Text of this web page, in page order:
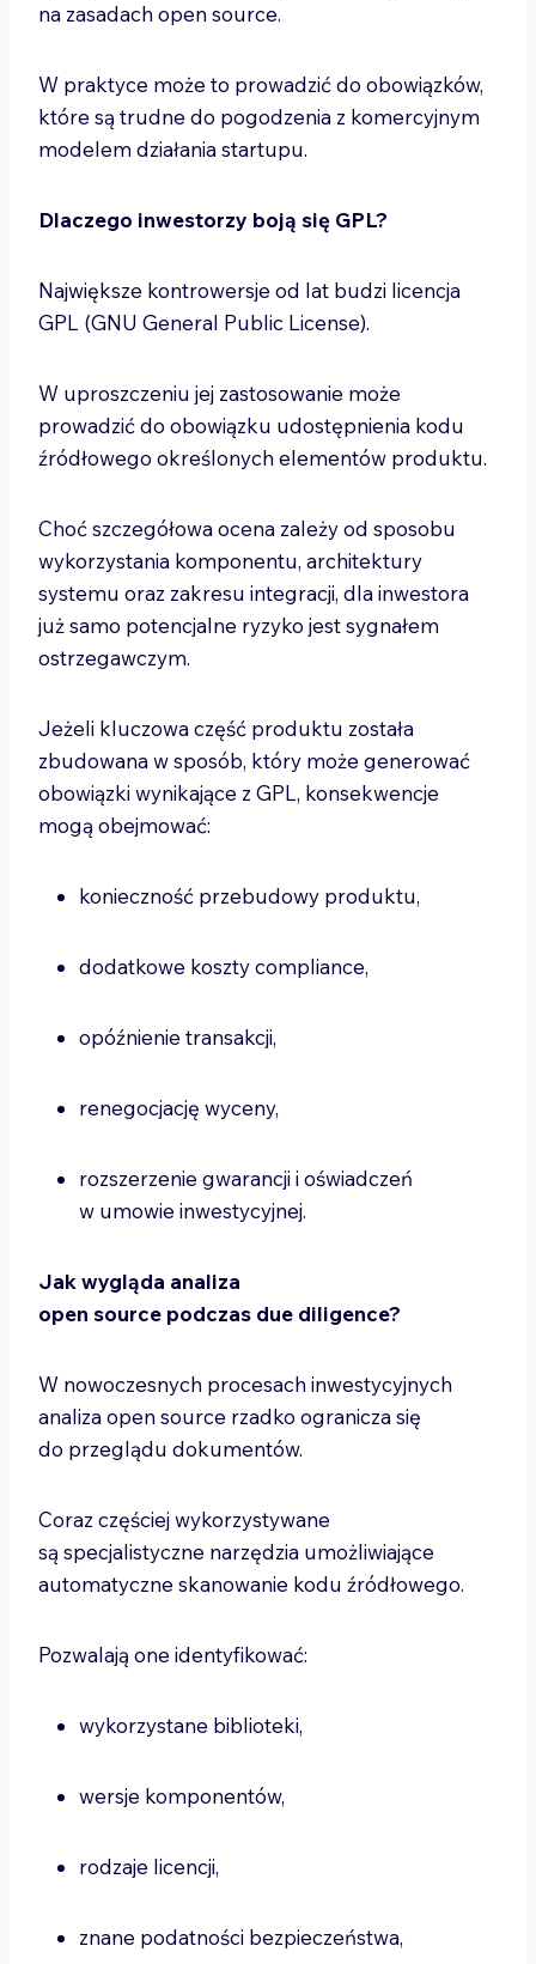
na zasadach open source.
W praktyce może to prowadzić do obowiązków,
które są trudne do pogodzenia z komercyjnym
modelem działania startupu.
Dlaczego inwestorzy boją się GPL?
Największe kontrowersje od lat budzi licencja
GPL (GNU General Public License).
W uproszczeniu jej zastosowanie może
prowadzić do obowiązku udostępnienia kodu
źródłowego określonych elementów produktu.
Choć szczegółowa ocena zależy od sposobu
wykorzystania komponentu, architektury
systemu oraz zakresu integracji, dla inwestora
już samo potencjalne ryzyko jest sygnałem
ostrzegawczym.
Jeżeli kluczowa część produktu została
zbudowana w sposób, który może generować
obowiązki wynikające z GPL, konsekwencje
mogą obejmować:
konieczność przebudowy produktu,
dodatkowe koszty compliance,
opóźnienie transakcji,
renegocjację wyceny,
rozszerzenie gwarancji i oświadczeń
w umowie inwestycyjnej.
Jak wygląda analiza
open source podczas due diligence?
W nowoczesnych procesach inwestycyjnych
analiza open source rzadko ogranicza się
do przeglądu dokumentów.
Coraz częściej wykorzystywane
są specjalistyczne narzędzia umożliwiające
automatyczne skanowanie kodu źródłowego.
Pozwalają one identyfikować:
wykorzystane biblioteki,
wersje komponentów,
rodzaje licencji,
znane podatności bezpieczeństwa,